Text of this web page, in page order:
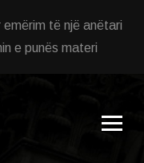
të një anëtari
e punës materi